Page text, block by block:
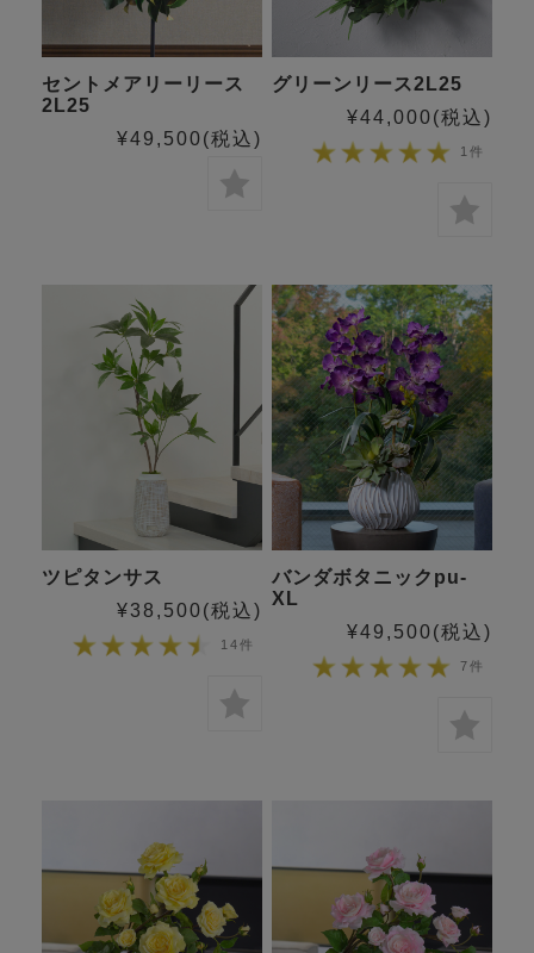
セントメアリーリース
2L25
¥49,500(税込)
グリーンリース2L25
¥44,000(税込)
1件
ツピタンサス
¥38,500(税込)
14件
バンダボタニックpu-
XL
¥49,500(税込)
7件